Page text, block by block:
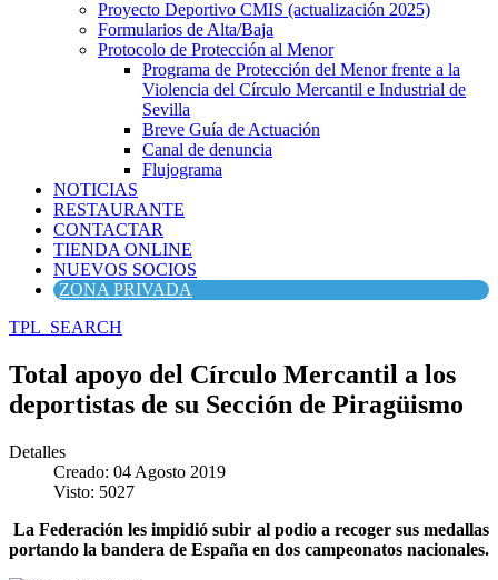
Proyecto Deportivo CMIS (actualización 2025)
Formularios de Alta/Baja
Protocolo de Protección al Menor
Programa de Protección del Menor frente a la
Violencia del Círculo Mercantil e Industrial de
Sevilla
Breve Guía de Actuación
Canal de denuncia
Flujograma
NOTICIAS
RESTAURANTE
CONTACTAR
TIENDA ONLINE
NUEVOS SOCIOS
ZONA PRIVADA
TPL_SEARCH
Total apoyo del Círculo Mercantil a los
deportistas de su Sección de Piragüismo
Detalles
Creado: 04 Agosto 2019
Visto: 5027
La Federación les impidió subir al podio a recoger sus medallas
portando la bandera de España en dos campeonatos nacionales.